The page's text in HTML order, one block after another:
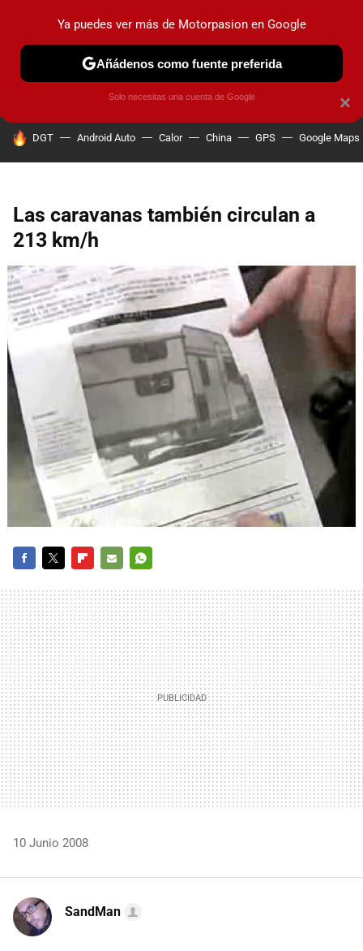
PRUEBAS COCHES ELÉCTRICOS OBSERVATORIO
HOY SE HABLA DE
DGT Android Auto Calor China GPS Google Maps
Las caravanas también circulan a
213 km/h
MAIL
10 Junio 2008
SandMan
×
Ya puedes ver más de Motorpasion en Google
Añádenos como fuente preferida
Solo necesitas una cuenta de Google